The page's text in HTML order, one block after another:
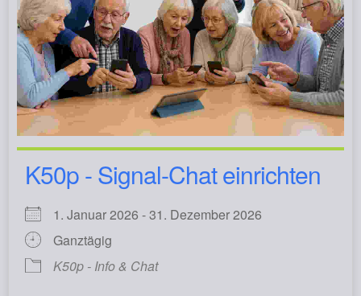
K50p - Signal-Chat einrichten
1. Januar 2026 - 31. Dezember 2026
Ganztägig
K50p - Info & Chat